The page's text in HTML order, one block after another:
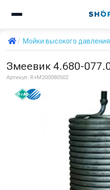
Мойки высокого давления
Змеевик 4.680-
Артикул: R+M200080502